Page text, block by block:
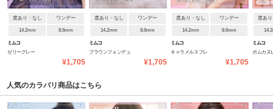
度あり・なし ワンデー
14.2mm 8.6mm
ミムコ
ゼリーグレー
¥1,705
度あり・なし ワンデー
14.2mm 8.6mm
ミムコ
ブラウンフォンデュ
¥1,705
度あり・なし ワンデー
14.2mm 8.6mm
ミムコ
キャラメルスフレ
¥1,705
度あ
ミムコ
ポムカヌ
人気のカラバリ商品はこちら